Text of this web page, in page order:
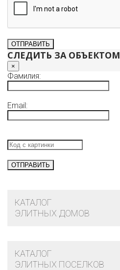
СЛЕДИТЬ ЗА ОБЪЕКТОМ
×
Фамилия:
Email:
КАТАЛОГ
ЭЛИТНЫХ ДОМОВ
КАТАЛОГ
ЭЛИТНЫХ ПОСЕЛКОВ